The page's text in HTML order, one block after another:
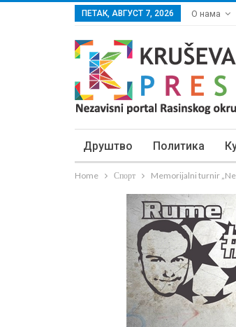
ПЕТАК, АВГУСТ 7, 2026 О нама
Друштво Политика
Home Спорт Memorijalni turnir